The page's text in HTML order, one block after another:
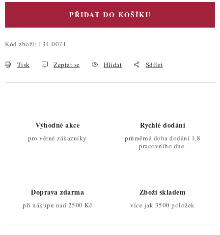
PŘIDAT DO KOŠÍKU
Kód zboží: 134-0071
Tisk Zeptat se Hlídat Sdílet
Výhodné akce
pro věrné zákazníky
Rychlé dodání
průměrná doba dodání 1,8
pracovního dne.
Doprava zdarma
při nákupu nad 2500 Kč
Zboží skladem
více jak 3500 položek